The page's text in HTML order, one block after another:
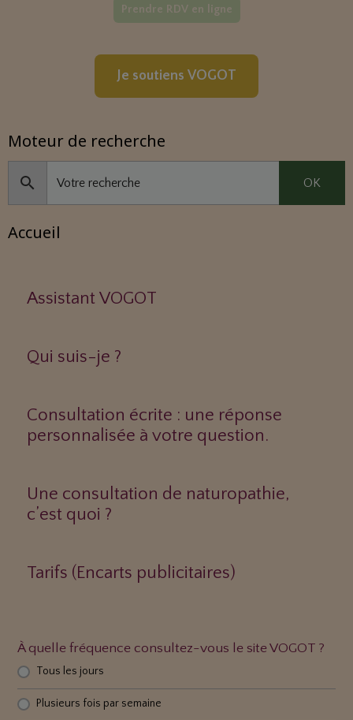
Prendre RDV en ligne
Je soutiens VOGOT
Moteur de recherche
OK
Accueil
Assistant VOGOT
Qui suis-je ?
Consultation écrite : une réponse
personnalisée à votre question.
Une consultation de naturopathie,
c’est quoi ?
Tarifs (Encarts publicitaires)
À quelle fréquence consultez-vous le site VOGOT ?
Tous les jours
Plusieurs fois par semaine